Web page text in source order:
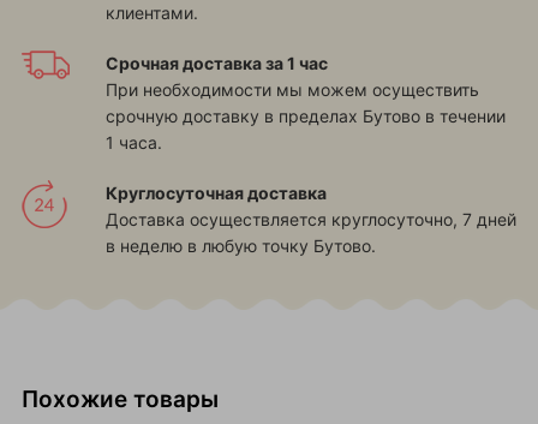
клиентами.
Срочная доставка за 1 час
При необходимости мы можем осуществить
срочную доставку в пределах Бутово в течении
1 часа.
Круглосуточная доставка
Доставка осуществляется круглосуточно, 7 дней
в неделю в любую точку Бутово.
Похожие товары